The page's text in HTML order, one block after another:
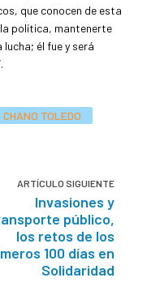
que conocen de esta
política, mantenerte
él fue y será
CHANO TOLEDO
ARTÍCULO SIGUIENTE
Invasiones y
público,
los retos de los
100 días en
Solidaridad